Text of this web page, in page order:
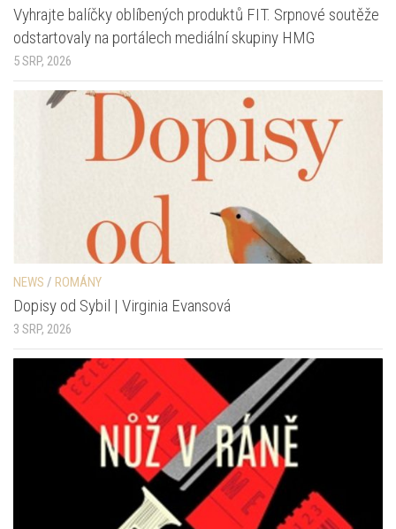
Vyhrajte balíčky oblíbených produktů FIT. Srpnové soutěže
odstartovaly na portálech mediální skupiny HMG
5 SRP, 2026
NEWS / ROMÁNY
Dopisy od Sybil | Virginia Evansová
3 SRP, 2026